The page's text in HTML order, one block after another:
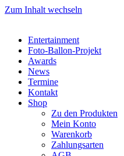
Zum Inhalt wechseln
Entertainment
Foto-Ballon-Projekt
Awards
News
Termine
Kontakt
Shop
Zu den Produkten
Mein Konto
Warenkorb
Zahlungsarten